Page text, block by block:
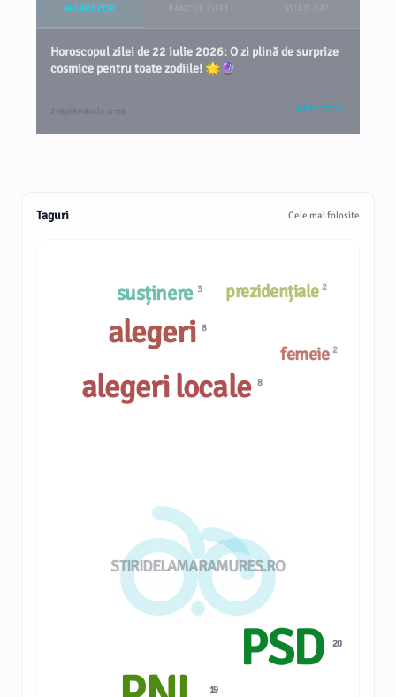
HOROSCOP
Horoscopul zilei de 22 iulie 2026: O zi plină de surprize
cosmice pentru toate zodiile! 🌟🔮
2 săptămâni în urmă VEZI TOT
Taguri Cele mai folosite
STIRIDELAMARAMURES.RO
femeie 2
prezidențiale 2
PSD20
susținere 3
alegeri locale 8
alegeri 8
19